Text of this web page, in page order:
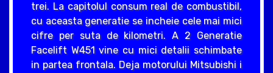
trei. La capitolul consum real de combustibil,
cu aceasta generatie se incheie cele mai mici
cifre per suta de kilometri. A 2 Generatie
Facelift W451 vine cu mici detalii schimbate
in partea frontala. Deja motorului Mitsubishi i